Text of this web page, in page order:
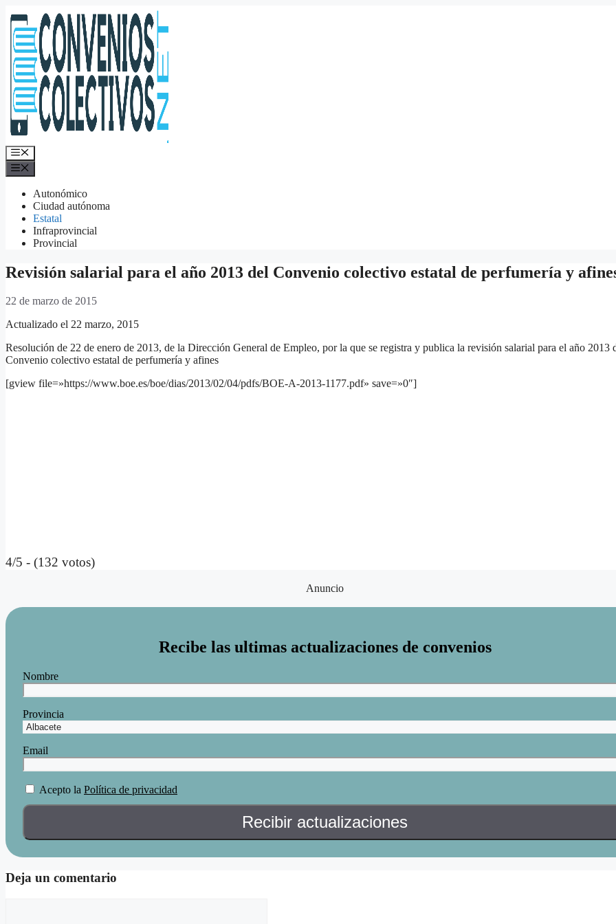
al
contenido
Menú
Autonómico
Ciudad autónoma
Estatal
Infraprovincial
Provincial
Revisión salarial para el año 2013 del Convenio colectivo estatal de perfumería y
22 de marzo de 2015
Actualizado el 22 marzo, 2015
Resolución de 22 de enero de 2013, de la Dirección General de Empleo, por la que se registra y publica la revisión salarial para el año 2013
Convenio colectivo estatal de perfumería y afines
[gview file=»https://www.boe.es/boe/dias/2013/02/04/pdfs/BOE-A-2013-1177.pdf» save=»0″]
4/5 - (132 votos)
Anuncio
Recibe las ultimas actualizaciones de convenios
Nombre
Provincia
Email
Acepto la Política de privacidad
Deja un comentario